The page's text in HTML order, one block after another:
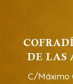
DE LAS
C/Máximo